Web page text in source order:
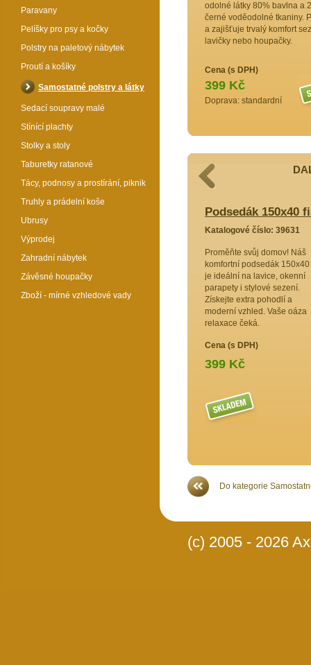
odolné látky 80% bavlna a
černé voděodolné tkaniny.
a zajišťuje trvalý komfort
lavičky nebo houpačky.
Cena (s DPH)
399 Kč
Doprava: standardní
s tímto
Podsedák 150x40
Katalogové číslo: 39631
Proměňte svůj domov! Náš
komfortní podsedák 150x40
je ideální na lavice, okenní
parapety i stylové sezení.
Získejte extra pohodlí a
moderní vzhled. Vaše oáza
relaxace čeká.
Cena (s DPH)
399 Kč
Do kategorie
(c) 2005 - 2026
Paravany
Pelíšky pro psy a kočky
Polstry na paletový nábytek
Proutí a košíky
Samostatné polstry a látky
Sedací soupravy malé
Stínící plachty
Stolky a stoly
Taburetky ratanové
Tácy, podnosy a prostírání, piknik
Truhly a prádelní koše
Ubrusy
Výprodej
Zahradní nábytek
Závěsné houpačky
Zboží - mírné vzhledové vady